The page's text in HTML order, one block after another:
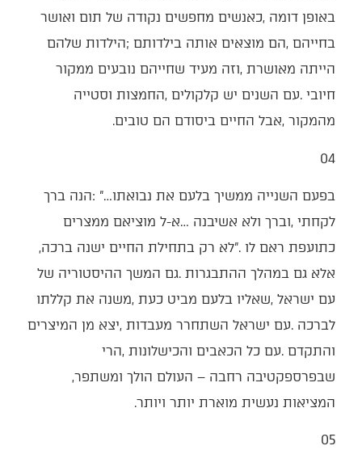
‬באופן‭ ‬דומה‭, ‬כאנשים‭ ‬מחפשים‭ ‬נקודה‭ ‬של‭ ‬תום‭ ‬ואושר‭
‬בחייהם‭, ‬הם‭ ‬מוצאים‭ ‬אותה‭ ‬בילדותם‭; ‬הילדות‭ ‬שלהם‭
‬הייתה‭ ‬מאושרת‭, ‬וזה‭ ‬מעיד‭ ‬שחייהם‭ ‬נובעים‭ ‬ממקור‭
‬מהמקור‭, ‬אבל‭ ‬החיים‭ ‬ביסודם‭ ‬הם‭ ‬טובים‭.‬
04‭ ‬
בפעם‭ ‬השנייה‭ ‬ממשיך‭ ‬בלעם‭ ‬את‭ ‬נבואתו‭: ‬‮"‬‭…‬הנה‭ ‬ברך‭
‬לקחתי‭, ‬וברך‭ ‬ולא‭ ‬אשיבנה‭… ‬א‭-‬ל‭ ‬מוציאם‭ ‬ממצרים‭
‬כתועפת‭ ‬ראם‭ ‬לו‮"‬‭. ‬לא‭ ‬רק‭ ‬בתחילת‭ ‬החיים‭ ‬ישנה‭ ‬ברכה‭,
‬אלא‭ ‬גם‭ ‬במהלך‭ ‬ההתבגרות‭. ‬גם‭ ‬המשך‭ ‬ההיסטוריה‭ ‬של‭
‬עם‭ ‬ישראל‭, ‬שאליו‭ ‬בלעם‭ ‬מביט‭ ‬כעת‭, ‬משנה‭ ‬את‭ ‬קללתו‭
‬לברכה‭. ‬עם‭ ‬ישראל‭ ‬השתחרר‭ ‬מעבדות‭, ‬יצא‭ ‬מן‭ ‬המיצרים‭
‬והתקדם‭. ‬עם‭ ‬כל‭ ‬הכאבים‭ ‬והכישלונות‭, ‬הרי‭
‬שבפרספקטיבה‭ ‬רחבה‭ ‬‮–‬‭ ‬העולם‭ ‬הולך‭ ‬ומשתפר‭,
‬המציאות‭ ‬נעשית‭ ‬מוארת‭ ‬יותר‭ ‬ויותר‭.‬
05‭ ‬